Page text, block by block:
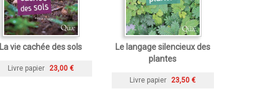
La vie cachée des sols
Livre papier 23,00 €
Le langage silencieux des
plantes
Livre papier 23,50 €